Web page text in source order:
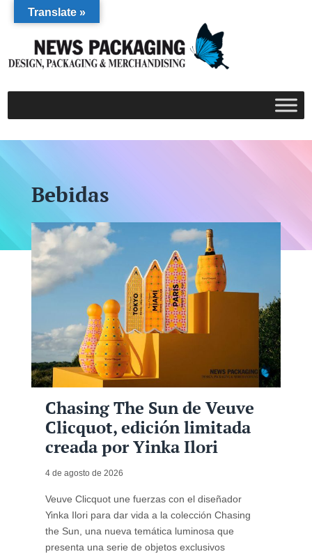
Bebidas
Chasing The Sun de Veuve
Clicquot, edición limitada
creada por Yinka Ilori
4 de agosto de 2026
Veuve Clicquot une fuerzas con el diseñador
Yinka Ilori para dar vida a la colección Chasing
the Sun, una nueva temática luminosa que
presenta una serie de objetos exclusivos
Translate »